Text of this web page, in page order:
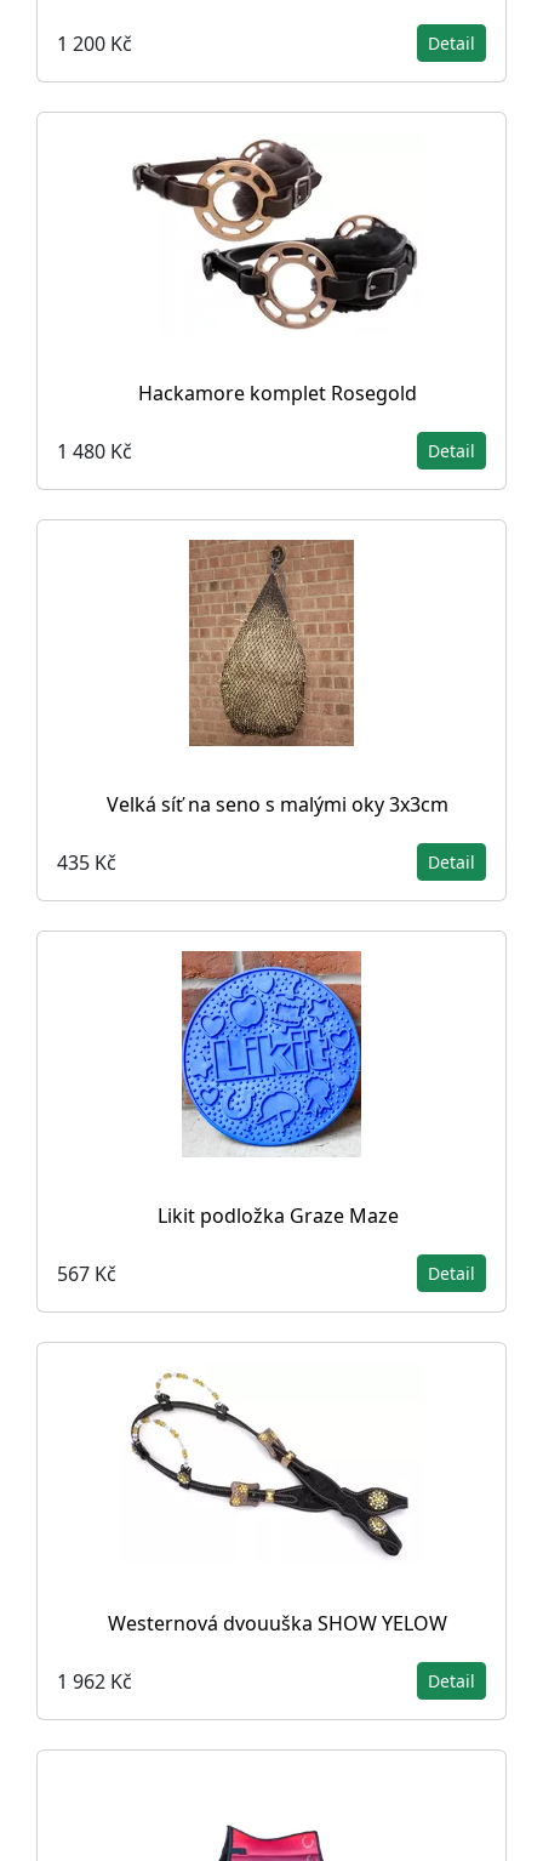
1 200 Kč Detail
Hackamore komplet Rosegold
1 480 Kč Detail
Velká síť na seno s malými oky 3x3cm
435 Kč Detail
Likit podložka Graze Maze
567 Kč Detail
Westernová dvouuška SHOW YELOW
1 962 Kč Detail